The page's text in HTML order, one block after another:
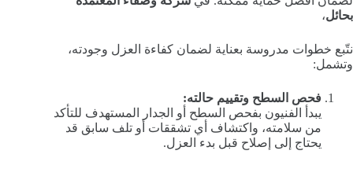
بحائل،
نتّبع خطوات مدروسة بعناية لضمان كفاءة العزل وجودته،
وتشمل:
فحص السطح وتقييم حالته:
يبدأ الفنيون بفحص السطح أو الجدار المستهدف للتأكد
من سلامته، واكتشاف أي تشققات أو تلف سابق قد
يحتاج إلى إصلاح قبل بدء العزل.